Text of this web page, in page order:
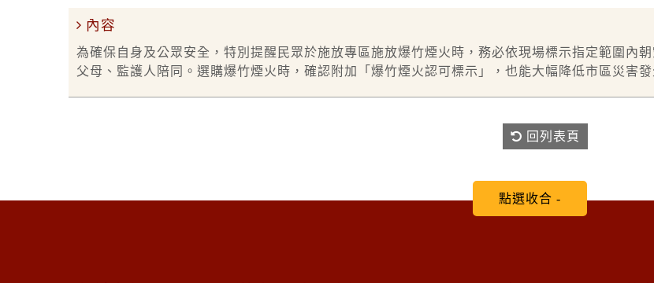
內容
為確保自身及公眾安全，特別提醒民眾於施放專區施放爆竹煙火時，務必依現場標示指定範圍內
父母、監護人陪同。選購爆竹煙火時，確認附加「爆竹煙火認可標示」，也能大幅降低市區災害
回列表頁